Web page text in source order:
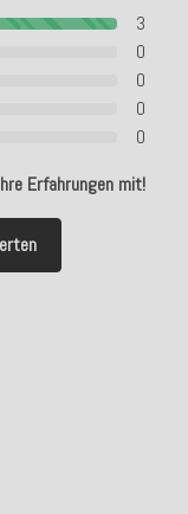
3
0
0
0
0
Erfahrungen mit!